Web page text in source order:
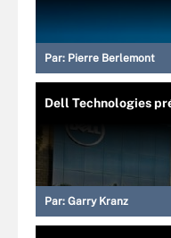
Par: Pierre Berlemont
Dell Technologies
Par: Garry Kranz